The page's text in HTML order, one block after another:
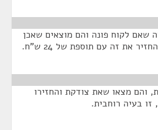
שאם לקוח פונה והם מוצאים שאכן
את זה עם תוספת של 24 ש"ח.
והם מצאו שאת צודקת והחזירו
בעיה רוחבית.